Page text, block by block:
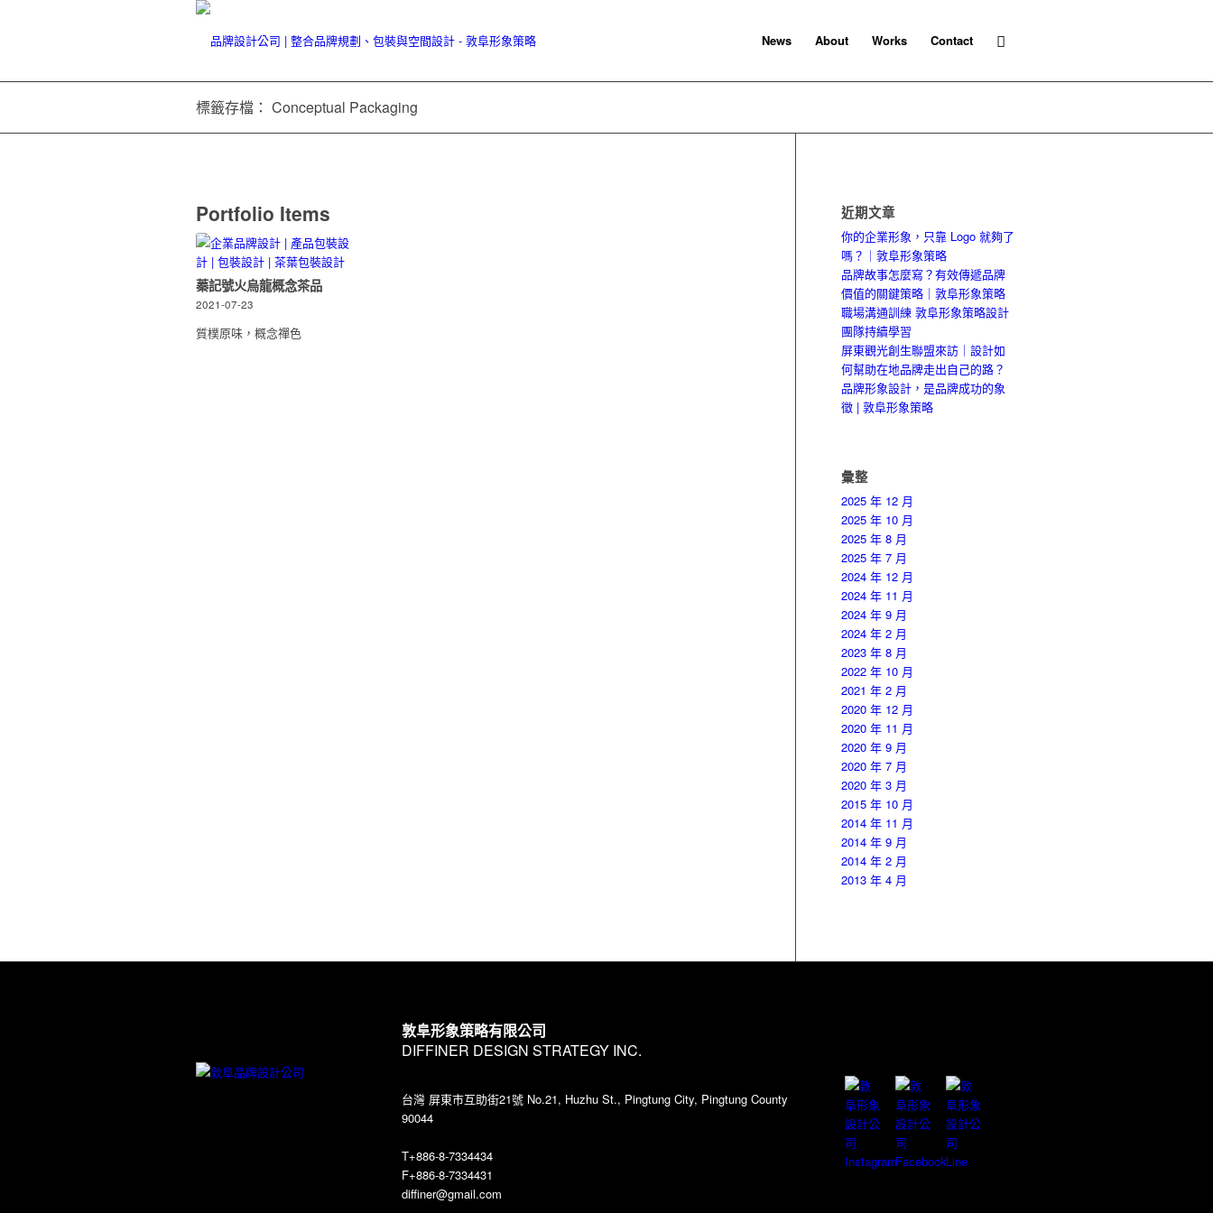
News About Works Contact
標籤存檔： Conceptual Packaging
Portfolio Items
蓁記號火烏龍概念茶品
2021-07-23
質樸原味，概念禪色
近期文章
你的企業形象，只靠 Logo 就夠了
嗎？｜敦阜形象策略
品牌故事怎麼寫？有效傳遞品牌
價值的關鍵策略｜敦阜形象策略
職場溝通訓練 敦阜形象策略設計
團隊持續學習
屏東觀光創生聯盟來訪｜設計如
何幫助在地品牌走出自己的路？
品牌形象設計，是品牌成功的象
徵 | 敦阜形象策略
彙整
2025 年 12 月
2025 年 10 月
2025 年 8 月
2025 年 7 月
2024 年 12 月
2024 年 11 月
2024 年 9 月
2024 年 2 月
2023 年 8 月
2022 年 10 月
2021 年 2 月
2020 年 12 月
2020 年 11 月
2020 年 9 月
2020 年 7 月
2020 年 3 月
2015 年 10 月
2014 年 11 月
2014 年 9 月
2014 年 2 月
2013 年 4 月
敦阜形象策略有限公司
DIFFINER DESIGN STRATEGY INC.
台灣 屏東市互助街21號 No.21, Huzhu St., Pingtung City, Pingtung County
90044
T+886-8-7334434
F+886-8-7334431
diffiner@gmail.com